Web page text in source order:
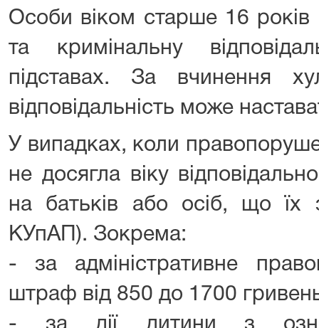
Особи віком старше 16 років
та кримінальну
підставах. За вчинення
відповідальність може
У випадках, коли
не досягла віку
на батьків або осіб, що їх
КУпАП). Зокрема:
- за адміністративне
штраф від 850 до 1700